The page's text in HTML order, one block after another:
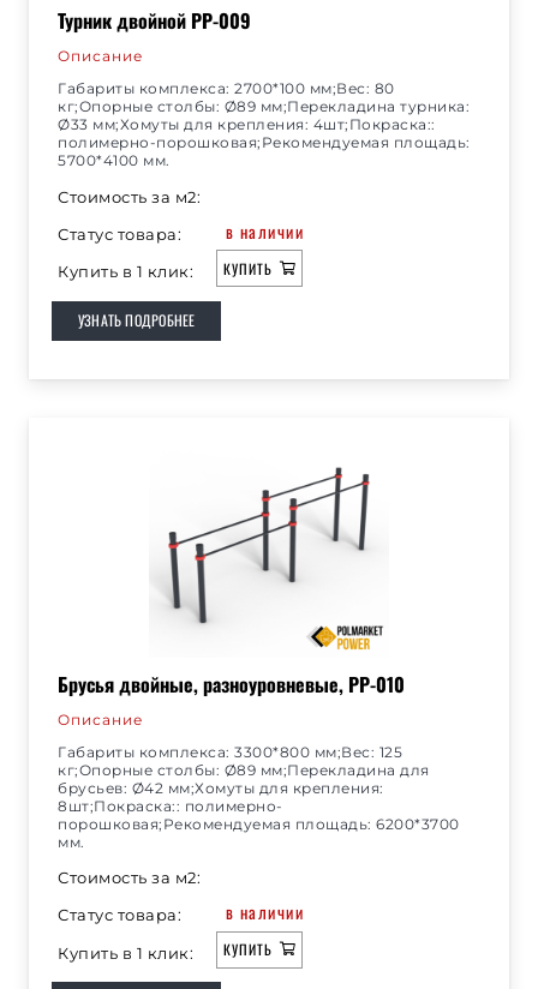
Турник двойной РР-009
Описание
Габариты комплекса: 2700*100 мм;Вес: 80
кг;Опорные столбы: Ø89 мм;Перекладина турника:
Ø33 мм;Хомуты для крепления: 4шт;Покраска::
полимерно-порошковая;Рекомендуемая площадь:
5700*4100 мм.
Стоимость за м2:
Статус товара:
в наличии
Купить в 1 клик: КУПИТЬ
УЗНАТЬ ПОДРОБНЕЕ
Брусья двойные, разноуровневые, РР-010
Описание
Габариты комплекса: 3300*800 мм;Вес: 125
кг;Опорные столбы: Ø89 мм;Перекладина для
брусьев: Ø42 мм;Хомуты для крепления:
8шт;Покраска:: полимерно-
порошковая;Рекомендуемая площадь: 6200*3700
мм.
Стоимость за м2:
Статус товара:
в наличии
Купить в 1 клик: КУПИТЬ